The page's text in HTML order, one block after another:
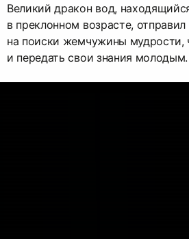
Великий дракон вод,
в преклонном возрасте,
на поиски жемчужины мудрости,
и передать свои знания молодым.